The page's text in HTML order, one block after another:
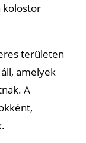
kolostor
területen
amelyek
A